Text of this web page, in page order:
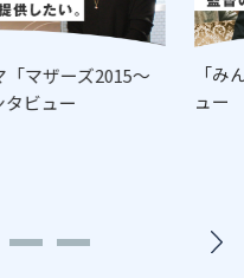
マザーズ2015～
ビュー
「
ュー